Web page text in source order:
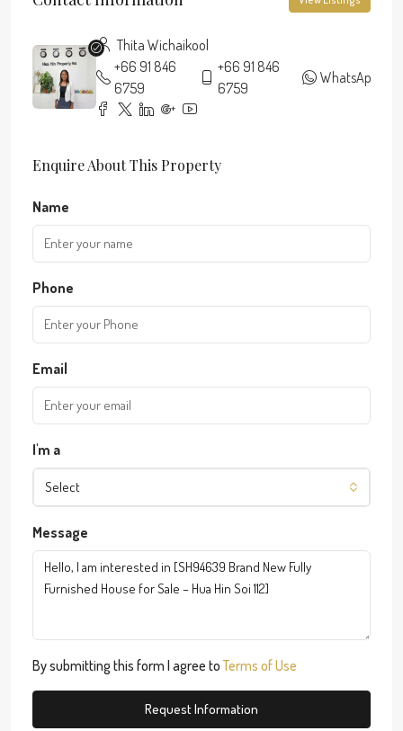
Thita Wichaikool
+66 91 846
6759
+66 91 846
6759
WhatsApp
Enquire About This Property
Name
Phone
Email
I'm a
Select
Message
By submitting this form I agree toTerms of Use
Request Information